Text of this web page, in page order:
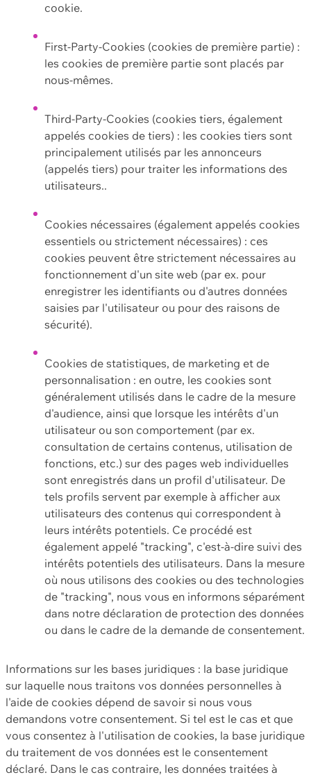
cookie.
First-Party-Cookies (cookies de première partie) :
les cookies de première partie sont placés par
nous-mêmes.
Third-Party-Cookies (cookies tiers, également
appelés cookies de tiers) : les cookies tiers sont
principalement utilisés par les annonceurs
(appelés tiers) pour traiter les informations des
utilisateurs..
Cookies nécessaires (également appelés cookies
essentiels ou strictement nécessaires) : ces
cookies peuvent être strictement nécessaires au
fonctionnement d'un site web (par ex. pour
enregistrer les identifiants ou d'autres données
saisies par l'utilisateur ou pour des raisons de
sécurité).
Cookies de statistiques, de marketing et de
personnalisation : en outre, les cookies sont
généralement utilisés dans le cadre de la mesure
d'audience, ainsi que lorsque les intérêts d'un
utilisateur ou son comportement (par ex.
consultation de certains contenus, utilisation de
fonctions, etc.) sur des pages web individuelles
sont enregistrés dans un profil d'utilisateur. De
tels profils servent par exemple à afficher aux
utilisateurs des contenus qui correspondent à
leurs intérêts potentiels. Ce procédé est
également appelé "tracking", c'est-à-dire suivi des
intérêts potentiels des utilisateurs. Dans la mesure
où nous utilisons des cookies ou des technologies
de "tracking", nous vous en informons séparément
dans notre déclaration de protection des données
ou dans le cadre de la demande de consentement.
Informations sur les bases juridiques : la base juridique
sur laquelle nous traitons vos données personnelles à
l'aide de cookies dépend de savoir si nous vous
demandons votre consentement. Si tel est le cas et que
vous consentez à l'utilisation de cookies, la base juridique
du traitement de vos données est le consentement
déclaré. Dans le cas contraire, les données traitées à